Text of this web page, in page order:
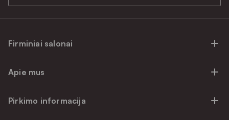
Firminiai salonai
Firminiai salonai Klaipėdoje
Apie mus
Pirkimo informacija